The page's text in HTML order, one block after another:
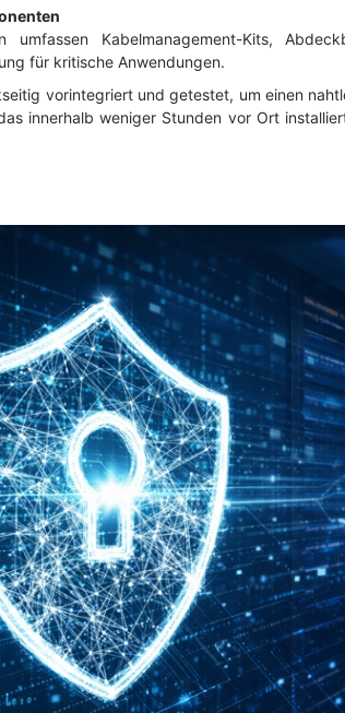
umfassen Kabelmanagement-Kits,
für kritische Anwendungen.
vorintegriert und getestet, um einen
innerhalb weniger Stunden vor Ort